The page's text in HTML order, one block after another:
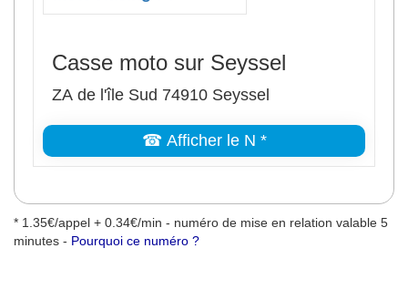
Casse moto sur Seyssel
ZA de l'île Sud 74910 Seyssel
☎ Afficher le N *
* 1.35€/appel + 0.34€/min - numéro de mise en relation valable 5
minutes - Pourquoi ce numéro ?